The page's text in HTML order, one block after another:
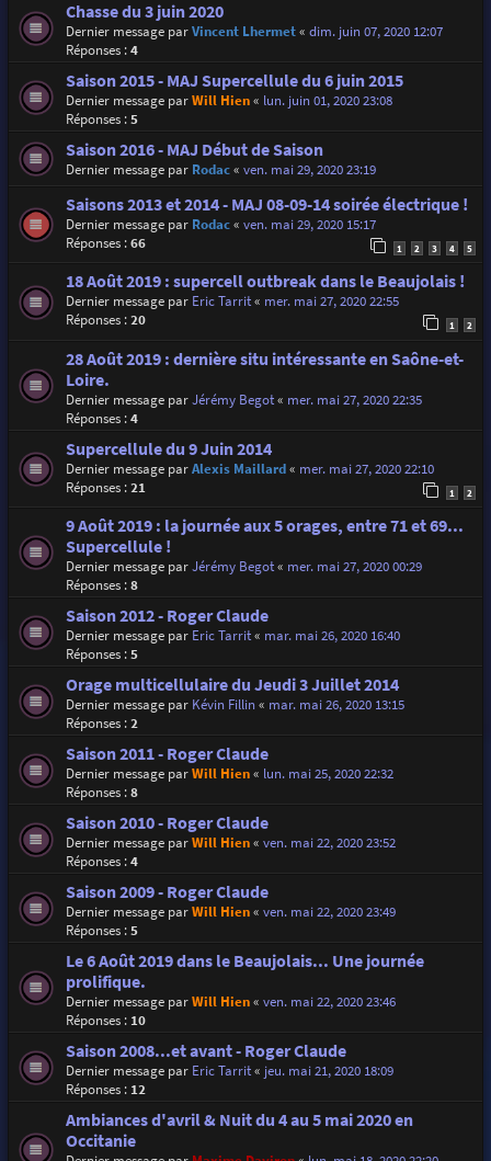
Chasse du 3 juin 2020
Dernier message parVincent Lhermet« dim. juin 07, 2020 12:07
Réponses :4
Saison 2015 - MAJ Supercellule du 6 juin 2015
Dernier message parWill Hien« lun. juin 01, 2020 23:08
Réponses :5
Saison 2016 - MAJ Début de Saison
Dernier message par Rodac« ven. mai 29, 2020 23:19
Saisons 2013 et 2014 - MAJ 08-09-14 soirée électrique !
Dernier message par Rodac« ven. mai 29, 2020 15:17
Réponses :66 1 2 3 4 5
18 Août 2019 : supercell outbreak dans le Beaujolais !
Dernier message par Eric Tarrit« mer. mai 27, 2020 22:55
Réponses :20 1 2
28 Août 2019 : dernière situ intéressante en Saône-et-
Loire.
Dernier message parJérémy Begot« mer. mai 27, 2020 22:35
Réponses :4
Supercellule du 9 Juin 2014
Dernier message parAlexis Maillard« mer. mai 27, 2020 22:10
Réponses :21 1 2
9 Août 2019 : la journée aux 5 orages, entre 71 et 69...
Supercellule !
Dernier message parJérémy Begot« mer. mai 27, 2020 00:29
Réponses :8
Saison 2012 - Roger Claude
Dernier message par Eric Tarrit« mar. mai 26, 2020 16:40
Réponses :5
Orage multicellulaire du Jeudi 3 Juillet 2014
Dernier message par Kévin Fillin« mar. mai 26, 2020 13:15
Réponses :2
Saison 2011 - Roger Claude
Dernier message parWill Hien« lun. mai 25, 2020 22:32
Réponses :8
Saison 2010 - Roger Claude
Dernier message parWill Hien« ven. mai 22, 2020 23:52
Réponses :4
Saison 2009 - Roger Claude
Dernier message parWill Hien« ven. mai 22, 2020 23:49
Réponses :5
Le 6 Août 2019 dans le Beaujolais... Une journée
prolifique.
Dernier message parWill Hien« ven. mai 22, 2020 23:46
Réponses : 10
Saison 2008...et avant - Roger Claude
Dernier message par Eric Tarrit« jeu. mai 21, 2020 18:09
Réponses : 12
Ambiances d'avril & Nuit du 4 au 5 mai 2020 en
Occitanie